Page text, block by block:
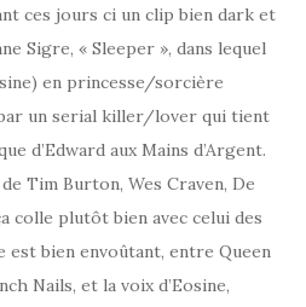
ces jours ci un clip bien dark et
Sigre, « Sleeper », dans lequel
en princesse/sorcière
un serial killer/lover qui tient
d’Edward aux Mains d’Argent.
Tim Burton, Wes Craven, De
colle plutôt bien avec celui des
bien envoûtant, entre Queen
Nails, et la voix d’Eosine,